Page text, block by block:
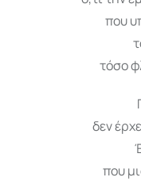
που
τόσο
δεν
που